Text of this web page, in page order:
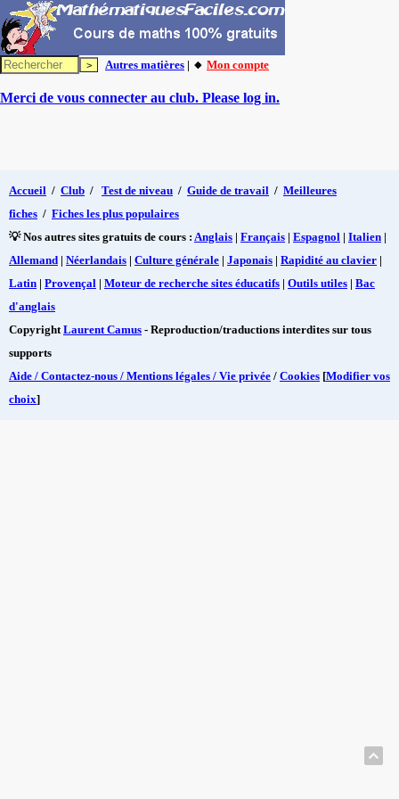
Autres matières | 🔸 Mon compte
Merci de vous connecter au club. Please log in.
Accueil / Club / Test de niveau / Guide de travail / Meilleures
fiches / Fiches les plus populaires
💡 Nos autres sites gratuits de cours : Anglais | Français | Espagnol | Italien |
Allemand | Néerlandais | Culture générale | Japonais | Rapidité au clavier |
Latin | Provençal | Moteur de recherche sites éducatifs | Outils utiles | Bac
d'anglais
CopyrightLaurent Camus - Reproduction/traductions interdites sur tous
supports
Aide / Contactez-nous / Mentions légales / Vie privée / Cookies [Modifier vos
choix]